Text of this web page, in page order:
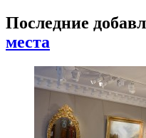
Последние
места